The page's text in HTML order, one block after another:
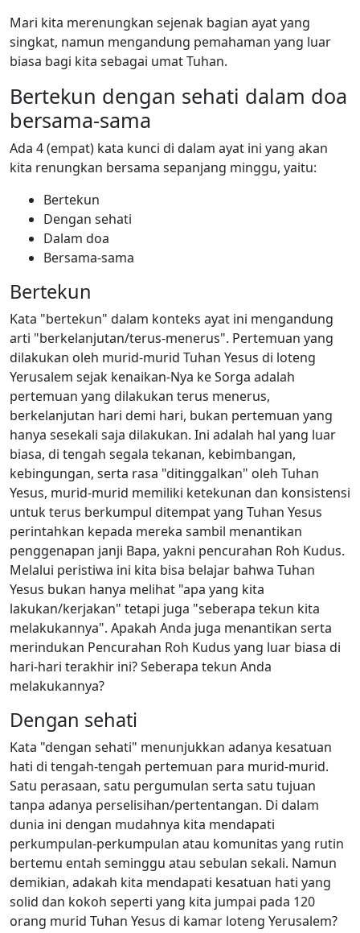
Mari kita merenungkan sejenak bagian ayat yang
singkat, namun mengandung pemahaman yang luar
biasa bagi kita sebagai umat Tuhan.
Bertekun dengan sehati dalam doa
bersama-sama
Ada 4 (empat) kata kunci di dalam ayat ini yang akan
kita renungkan bersama sepanjang minggu, yaitu:
Bertekun
Dengan sehati
Dalam doa
Bersama-sama
Bertekun
Kata "bertekun" dalam konteks ayat ini mengandung
arti "berkelanjutan/terus-menerus". Pertemuan yang
dilakukan oleh murid-murid Tuhan Yesus di loteng
Yerusalem sejak kenaikan-Nya ke Sorga adalah
pertemuan yang dilakukan terus menerus,
berkelanjutan hari demi hari, bukan pertemuan yang
hanya sesekali saja dilakukan. Ini adalah hal yang luar
biasa, di tengah segala tekanan, kebimbangan,
kebingungan, serta rasa "ditinggalkan" oleh Tuhan
Yesus, murid-murid memiliki ketekunan dan konsistensi
untuk terus berkumpul ditempat yang Tuhan Yesus
perintahkan kepada mereka sambil menantikan
penggenapan janji Bapa, yakni pencurahan Roh Kudus.
Melalui peristiwa ini kita bisa belajar bahwa Tuhan
Yesus bukan hanya melihat "apa yang kita
lakukan/kerjakan" tetapi juga "seberapa tekun kita
melakukannya". Apakah Anda juga menantikan serta
merindukan Pencurahan Roh Kudus yang luar biasa di
hari-hari terakhir ini? Seberapa tekun Anda
melakukannya?
Dengan sehati
Kata "dengan sehati" menunjukkan adanya kesatuan
hati di tengah-tengah pertemuan para murid-murid.
Satu perasaan, satu pergumulan serta satu tujuan
tanpa adanya perselisihan/pertentangan. Di dalam
dunia ini dengan mudahnya kita mendapati
perkumpulan-perkumpulan atau komunitas yang rutin
bertemu entah seminggu atau sebulan sekali. Namun
demikian, adakah kita mendapati kesatuan hati yang
solid dan kokoh seperti yang kita jumpai pada 120
orang murid Tuhan Yesus di kamar loteng Yerusalem?